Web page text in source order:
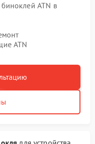
ATN в
ATN